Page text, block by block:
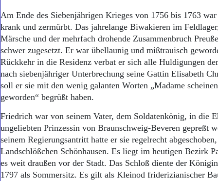
Wer wir sind
Aktuelle Ausgabe
Abonnenten-Login
Abonnent werden
Abo Prämien
Archiv
Mediadaten
Geschichte
Ostpreußen
Pommern
Berlin-Brandenburg
Schlesien
Danzig und Westpreußen
Bücher
Am Ende des Siebenjährigen Krieges von 1756 bis 1763
krank und zermürbt. Das jahrelange Biwakieren im
Märsche und der mehrfach drohende Zusammenbruch
schwer zugesetzt. Er war übellaunig und mißtrauisch
Rückkehr in die Residenz verbat er sich alle Huldigungen
nach siebenjähriger Unterbrechung seine Gattin Elisabeth
soll er sie mit den wenig galanten Worten „Madame
geworden“ begrüßt haben.
Friedrich war von seinem Vater, dem Soldatenkönig, in die
ungeliebten Prinzessin von Braunschweig-Beveren gepreßt
seinem Regierungsantritt hatte er sie regelrecht
Landschlößchen Schönhausen. Es liegt im heutigen Bezirk
es weit draußen vor der Stadt. Das Schloß diente der
1797 als Sommersitz. Es gilt als Kleinod friderizianischer